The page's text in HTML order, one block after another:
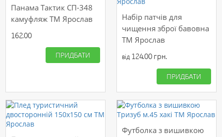
Панама Тактик СП-348
камуфляж ТМ Ярослав
162.00
ПРИДБАТИ
Набір патчів для
чищення зброї бавовна
ТМ Ярослав
від124.00 грн.
ПРИДБАТИ
Футболка з вишивкою